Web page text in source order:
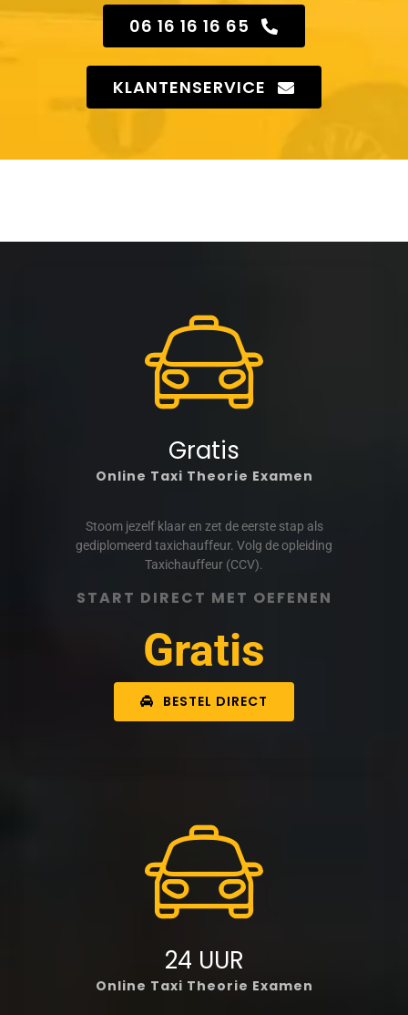
06 16 16 16 65
KLANTENSERVICE
Gratis
Online Taxi Theorie Examen
Stoom jezelf klaar en zet de eerste stap als
gediplomeerd taxichauffeur. Volg de opleiding
Taxichauffeur (CCV).
START DIRECT MET OEFENEN
Gratis
BESTEL DIRECT
24 UUR
Online Taxi Theorie Examen